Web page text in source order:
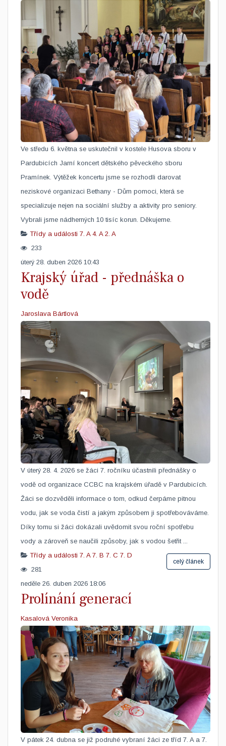
​Ve středu 6. května se uskutečnil v kostele Husova sboru v
Pardubicích Jarní koncert dětského pěveckého sboru
Pramínek. Výtěžek koncertu jsme se rozhodli darovat
neziskové organizaci Bethany - Dům pomoci, která se
specializuje nejen na sociální služby a aktivity pro seniory.
Vybrali jsme nádherných 10 tisíc korun. Děkujeme.
Třídy a události 7. A 4. A 2. A
233
úterý 28. duben 2026 10:43
Krajský úřad - přednáška o
vodě
Jaroslava Bártlová
V úterý 28. 4. 2026 se žáci 7. ročníku účastnili přednášky o
vodě od organizace CCBC na krajském úřadě v Pardubicích.
Žáci se dozvěděli informace o tom, odkud čerpáme pitnou
vodu, jak se voda čistí a jakým způsobem ji spotřebováváme.
Díky tomu si žáci dokázali uvědomit svou roční spotřebu
vody a zároveň se naučili způsoby, jak s vodou šetřit ...
celý článek
Třídy a události 7. A 7. B 7. C 7. D
281
neděle 26. duben 2026 18:06
Prolínání generací
Kasalová Veronika
​V pátek 24. dubna se již podruhé vybraní žáci ze tříd 7. A a 7.